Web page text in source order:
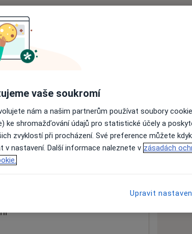
nejsou k dispozici
informace o svých službách.
vaše soukromí
nám a našim partnerům používat soubory
ke shromažďování údajů pro statistické účely a
zvyklostí při procházení. Své preference můžete
v nastavení. Další informace naleznete v zásadách
Upravit